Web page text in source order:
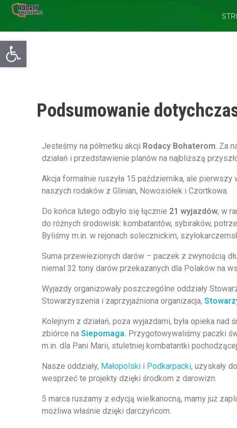
Otwórz pasek narzędzi
Podsumowanie
Jesteśmy na półmetku akcji Rodacy Bohaterom. Za
działań i przedstawienie planów na najbliższą
Akcja formalnie ruszyła 15 października, ale
naszych rodaków z Glinian, Nowosiółek i Czortkowa.
Do końca lutego odbyło się łącznie 21 wyjazdów, w
do różnych środowisk: kombatantów, sybiraków,
Byliśmy m.in. w rejonach solecznickim,
Suma przewiezionych darów – paczek z żwynością
niemal 32 tony darów przekazanych dla Polaków na
Wyjazdy organizowały poszczególne oddziały
Stowarzyszenia i zaprzyjaźniona organizacja,
Kolejnym z działań, poza wyjazdami, była opieka
zbiórce na Siepomaga. Przygotowywaliśmy paczki
m.in. dla Pani Marii, stuletniej kombatantki
Nasze oddziały, Małopolski i Podkarpacki, uzyskały
wesprzeć te projekty dzięki środkom z darowizn.
5 marca ruszamy z edycją wielkanocną, mamy już
możliwa właśnie dzięki darczyńcom.